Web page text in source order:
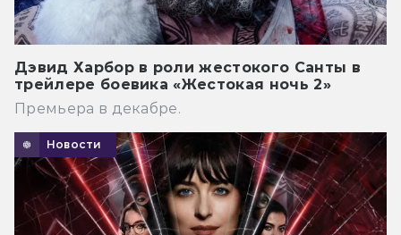
Дэвид Харбор в роли жестокого Санты в
трейлере боевика «Жестокая ночь 2»
Премьера в декабре.
Новости